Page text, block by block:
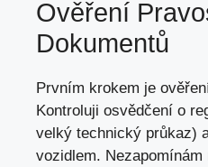
Ověření
Dokumentů
Prvním krokem je
Kontroluji osvědčení o
velký technický průkaz)
vozidlem.